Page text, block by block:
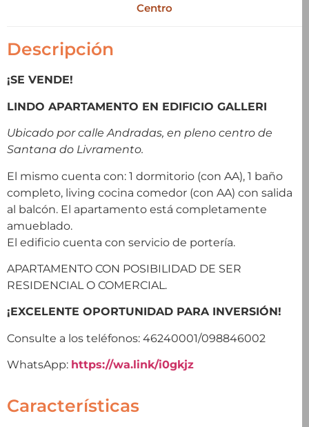
Centro
Descripción
¡SE VENDE!
LINDO APARTAMENTO EN EDIFICIO GALLERI
Ubicado por calle Andradas, en pleno centro de
Santana do Livramento.
El mismo cuenta con: 1 dormitorio (con AA), 1 baño
completo, living cocina comedor (con AA) con salida
al balcón. El apartamento está completamente
amueblado.
El edificio cuenta con servicio de portería.
APARTAMENTO CON POSIBILIDAD DE SER
RESIDENCIAL O COMERCIAL.
¡EXCELENTE OPORTUNIDAD PARA INVERSIÓN!
Consulte a los teléfonos: 46240001/098846002
WhatsApp: https://wa.link/i0gkjz
Características